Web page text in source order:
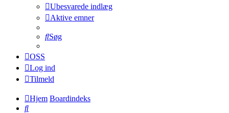
Ubesvarede indlæg
Aktive emner
Søg
OSS
Log ind
Tilmeld
Hjem Boardindeks
Søg